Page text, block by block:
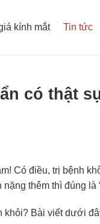
kính mắt Tin tức
có thật
Có điều, trị bệnh
thêm thì đúng là
Bài viết dưới